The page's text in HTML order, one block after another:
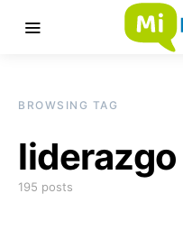
BROWSING TAG
liderazgo
195 posts